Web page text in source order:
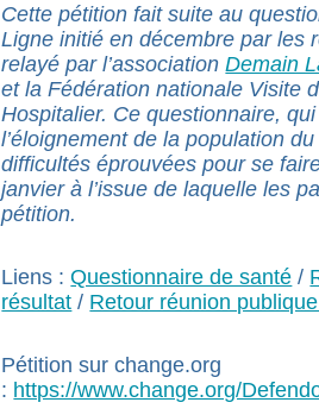
Cette pétition fait suite au
Ligne initié en décembre par les
relayé par l’associationDemain
et la Fédération nationale Visite
Hospitalier. Ce questionnaire,
l’éloignement de la population
difficultés éprouvées pour se
janvier à l’issue de laquelle les
pétition.
Liens :Questionnaire de santé /
résultat / Retour réunion
Pétition sur change.org
: https://www.change.org/